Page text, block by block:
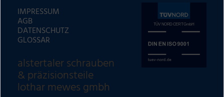
IMPRESSUM
AGB
DATENSCHUTZ
GLOSSAR
alstertaler schrauben
& präzisionsteile
lothar mewes gmbh